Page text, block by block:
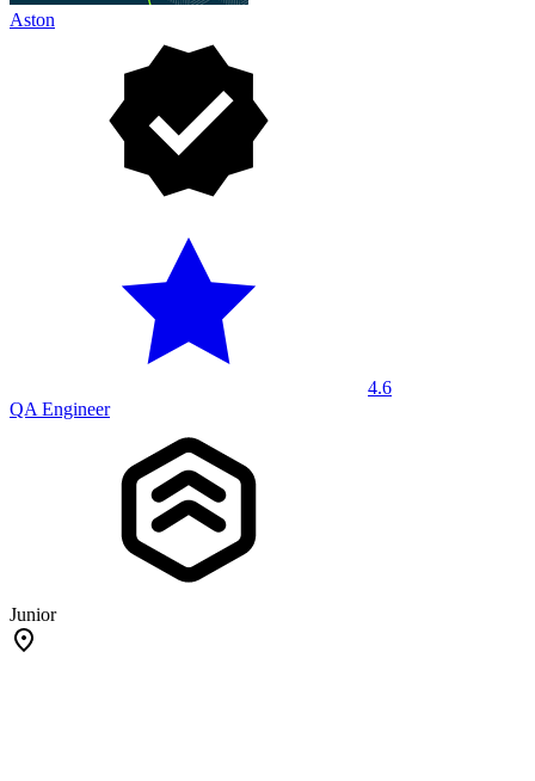
Aston
4.6
QA Engineer
Junior